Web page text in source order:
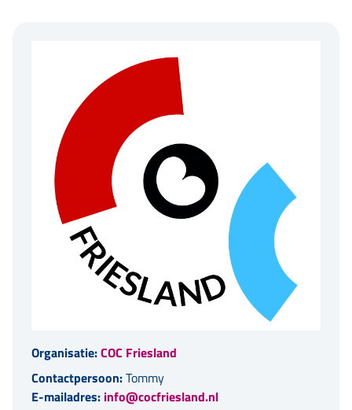
Organisatie:COC Friesland
Contactpersoon:Tommy
E-mailadres: info@cocfriesland.nl